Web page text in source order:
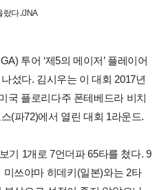
랐다./JNA
투어 ‘제5의 메이저’ 플레이어
섰다. 김시우는 이 대회 2017년
국 플로리다주 폰테베드라 비치
(파72)에서 열린 대회 1라운드.
기 1개로 7언더파 65타를 쳤다. 9
쓰야마 히데키(일본)와는 2타